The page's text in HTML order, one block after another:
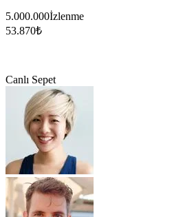
5.000.000İzlenme
53.870₺
Canlı Sepet